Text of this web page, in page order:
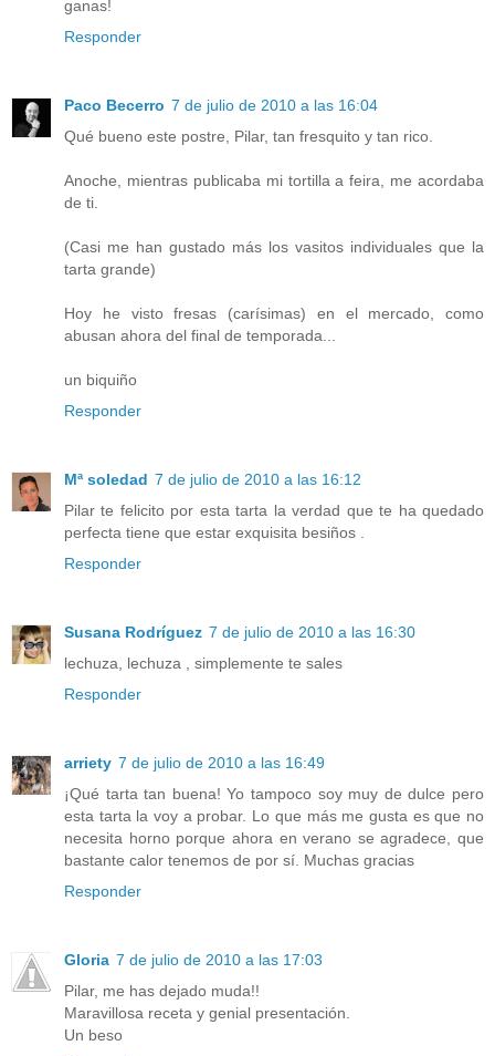
ganas!
Responder
Paco Becerro 7 de julio de 2010 a las 16:04
Qué bueno este postre, Pilar, tan fresquito y tan rico.
Anoche, mientras publicaba mi tortilla a feira, me acordaba
de ti.
(Casi me han gustado más los vasitos individuales que la
tarta grande)
Hoy he visto fresas (carísimas) en el mercado, como
abusan ahora del final de temporada...
un biquiño
Responder
Mª soledad 7 de julio de 2010 a las 16:12
Pilar te felicito por esta tarta la verdad que te ha quedado
perfecta tiene que estar exquisita besiños .
Responder
Susana Rodríguez 7 de julio de 2010 a las 16:30
lechuza, lechuza , simplemente te sales
Responder
arriety 7 de julio de 2010 a las 16:49
¡Qué tarta tan buena! Yo tampoco soy muy de dulce pero
esta tarta la voy a probar. Lo que más me gusta es que no
necesita horno porque ahora en verano se agradece, que
bastante calor tenemos de por sí. Muchas gracias
Responder
Gloria 7 de julio de 2010 a las 17:03
Pilar, me has dejado muda!!
Maravillosa receta y genial presentación.
Un beso